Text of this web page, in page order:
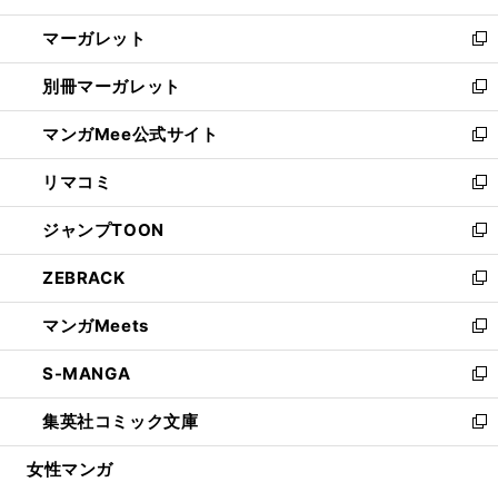
開
く
ウ
で
開
く
ン
ド
ウ
で
開
く
し
い
ウ
ィ
ン
ド
ウ
で
開
く
マーガレット
新
し
い
ウ
ィ
ン
ド
ウ
で
開
く
別冊マーガレット
新
し
い
ウ
ィ
ン
ド
ウ
で
開
く
マンガMee公式サイト
新
し
い
ウ
ィ
ン
ド
ウ
で
開
く
リマコミ
新
し
い
ウ
ィ
ン
ド
ウ
で
開
く
ジャンプTOON
新
し
い
ウ
ィ
ン
ド
ウ
で
開
ZEBRACK
新
し
い
ウ
ィ
ン
ド
ウ
マンガMeets
新
し
い
ウ
ィ
ン
S-MANGA
新
し
い
ウ
集英社コミック文庫
新
し
女性マンガ